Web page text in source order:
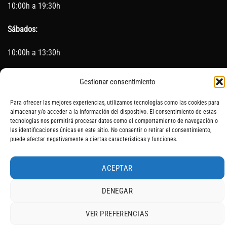
Gestionar consentimiento
Para ofrecer las mejores experiencias, utilizamos tecnologías como las cookies para
almacenar y/o acceder a la información del dispositivo. El consentimiento de estas
tecnologías nos permitirá procesar datos como el comportamiento de navegación o
las identificaciones únicas en este sitio. No consentir o retirar el consentimiento,
puede afectar negativamente a ciertas características y funciones.
ACEPTAR
DENEGAR
VER PREFERENCIAS
10:00h a 19:30h
Sábados:
10:00h a 13:30h
Sin servicio de taller del 15 de Agosto al 5 de septiembre
SOBRE NOSOTROS CONTACTO AVISO LEGAL BLOG